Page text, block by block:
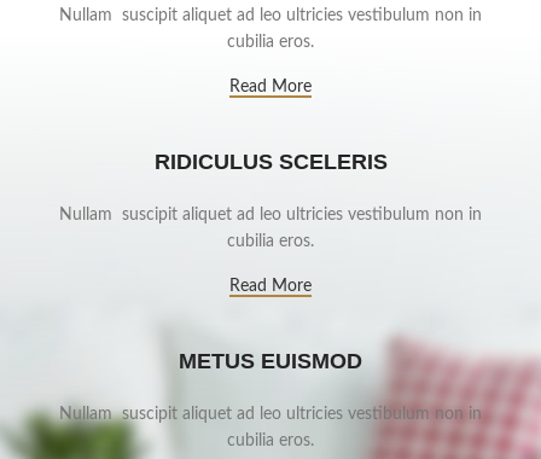
Nullam suscipit aliquet ad leo ultricies vestibulum non in
cubilia eros.
Read More
RIDICULUS SCELERIS
Nullam suscipit aliquet ad leo ultricies vestibulum non in
cubilia eros.
Read More
METUS EUISMOD
Nullam suscipit aliquet ad leo ultricies vestibulum non in
cubilia eros.